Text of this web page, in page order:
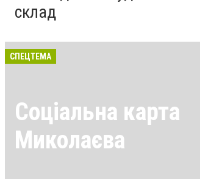
склад
СПЕЦТЕМА
Соціальна карта
Миколаєва